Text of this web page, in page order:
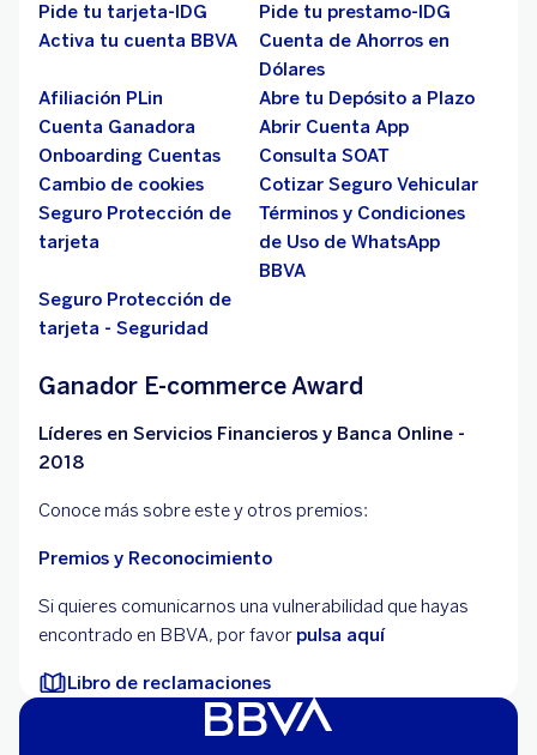
Pide tu tarjeta-IDG
Pide tu prestamo-IDG
Activa tu cuenta BBVA
Cuenta de Ahorros en
Dólares
Afiliación PLin
Abre tu Depósito a Plazo
Cuenta Ganadora
Abrir Cuenta App
Onboarding Cuentas
Consulta SOAT
Cambio de cookies
Cotizar Seguro Vehicular
Seguro Protección de
tarjeta
Términos y Condiciones
de Uso de WhatsApp
BBVA
Seguro Protección de
tarjeta - Seguridad
Ganador E-commerce Award
Líderes en Servicios Financieros y Banca Online -
2018
Conoce más sobre este y otros premios:
Premios y Reconocimiento
Si quieres comunicarnos una vulnerabilidad que hayas
encontrado en BBVA, por favor pulsa aquí
Libro de reclamaciones